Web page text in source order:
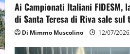
Ai Campionati Italiani FIDESM,
di Santa Teresa di Riva sale sul
Di Mimmo Muscolino 12/07/2026